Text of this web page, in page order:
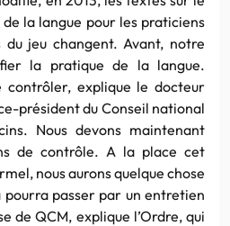
la langue pour les praticiens
du jeu changent. Avant, notre
la pratique de la langue.
contrôler, explique le docteur
président du Conseil national
Nous devons maintenant
de contrôle. A la place cet
nous aurons quelque chose
pourra passer par un entretien
de QCM, explique l’Ordre, qui